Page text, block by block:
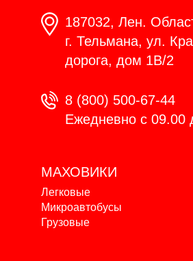
187032, Лен.
г. Тельмана, ул.
дорога, дом 1В/2
8 (800) 500-67-44
Ежедневно с 09.00
МАХОВИКИ
Легковые
Микроавтобусы
Грузовые